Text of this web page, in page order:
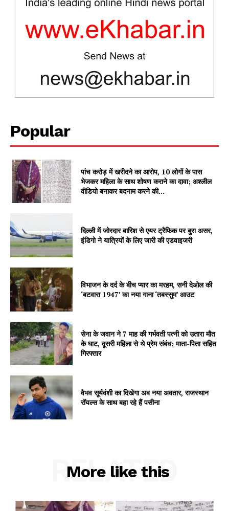
SUBSCRIBE NOW
About
Subscription Plans
My account
Popular
पांच करोड़ में खरीदने का आरोप, 10 लोगों के पास
भेजकर महिला के साथ शोषण कराने का दावा; अश्लील
वीडियो बनाकर बदनाम करने की...
दिल्ली में जोरदार बारिश से एयर ट्रैफिक पर बुरा असर,
इंडिगो ने यात्रियों के लिए जारी की एडवाइजरी
विभाजन के दर्द के बीच प्यार का मरहम, सनी देओल की
‘बटवारा 1947’ का नया गाना ‘तबस्सुम’ आउट
सेना के जवान ने 7 माह की गर्भवती पत्नी को उतारा मौत
के घाट, दूसरी महिला से थे प्रेम संबंध; माता-पिता सहित
गिरफ्तार
वैभव सूर्यवंशी का दिखेगा अब नया अवतार, राजस्थान
रॉयल्स के साथ बहा रहे हैं पसीना
More like this
RELATED